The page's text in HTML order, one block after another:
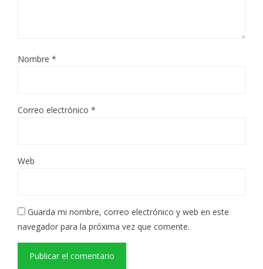
Nombre *
Correo electrónico *
Web
Guarda mi nombre, correo electrónico y web en este
navegador para la próxima vez que comente.